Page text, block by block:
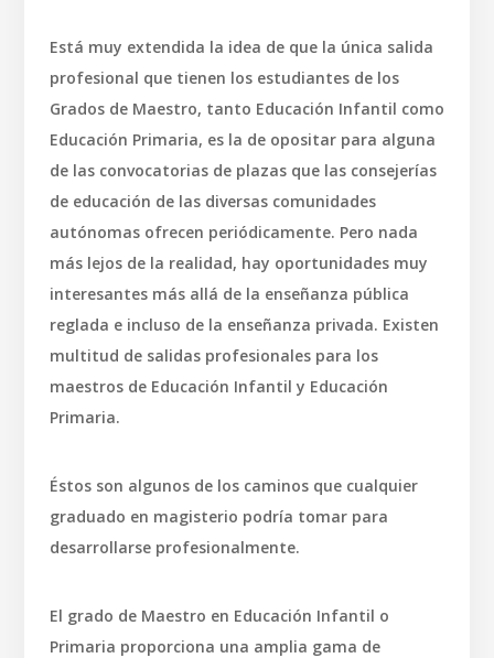
Está muy extendida la idea de que la única salida
profesional que tienen los estudiantes de los
Grados de Maestro, tanto Educación Infantil como
Educación Primaria, es la de opositar para alguna
de las convocatorias de plazas que las consejerías
de educación de las diversas comunidades
autónomas ofrecen periódicamente. Pero nada
más lejos de la realidad, hay oportunidades muy
interesantes más allá de la enseñanza pública
reglada e incluso de la enseñanza privada. Existen
multitud de salidas profesionales para los
maestros de Educación Infantil y Educación
Primaria.
Éstos son algunos de los caminos que cualquier
graduado en magisterio podría tomar para
desarrollarse profesionalmente.
El grado de Maestro en Educación Infantil o
Primaria proporciona una amplia gama de